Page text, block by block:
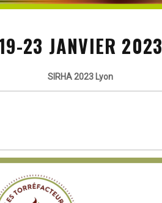
23 JANVIER 2023
SIRHA 2023 Lyon